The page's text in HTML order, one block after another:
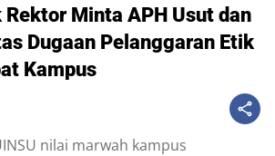
Rektor Minta APH Usut dan
Dugaan Pelanggaran Etik
Kampus
nilai marwah kampus